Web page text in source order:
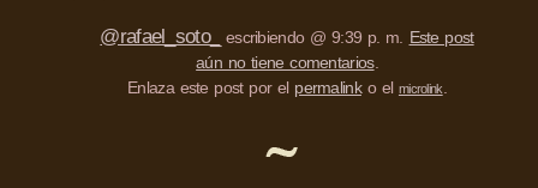
@rafael_soto_ escribiendo @ 9:39 p. m. Este post
aún no tiene comentarios.
Enlaza este post por el permalinko el microlink